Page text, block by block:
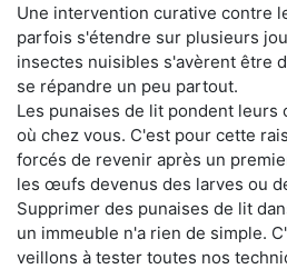
Une intervention curative contre
parfois s'étendre sur plusieurs
insectes nuisibles s'avèrent être
se répandre un peu partout.
Les punaises de lit pondent
où chez vous. C'est pour cette
forcés de revenir après un
les œufs devenus des larves ou
Supprimer des punaises de lit
un immeuble n'a rien de simple.
veillons à tester toutes nos